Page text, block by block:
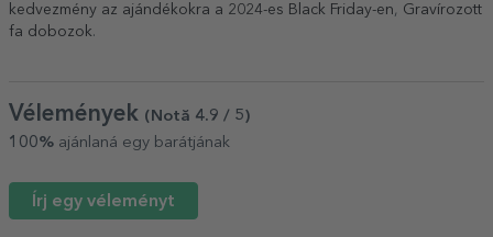
kedvezmény az ajándékokra a 2024-es Black Friday-en
Gravírozott
fa dobozok.
Vélemények (Notă 4.9 / 5)
100% ajánlaná egy barátjának
Írj egy véleményt